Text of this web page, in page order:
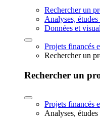
Rechercher un
Analyses,
Données et
Projets financés
Rechercher un
Rechercher un
Projets financés
Analyses,